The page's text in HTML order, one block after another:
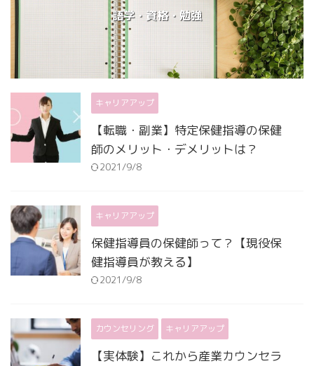
語学・資格・勉強
キャリアアップ
【転職・副業】特定保健指導の保健
師のメリット・デメリットは？
2021/9/8
キャリアアップ
保健指導員の保健師って？【現役保
健指導員が教える】
2021/9/8
カウンセリング キャリアアップ
【実体験】これから産業カウンセラ